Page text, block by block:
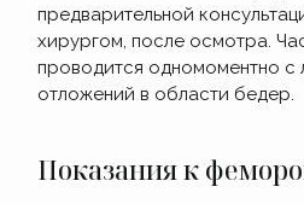
предварительной
хирургом, после осмотра.
проводится одномоментно с
отложений в области бедер.
Показания к